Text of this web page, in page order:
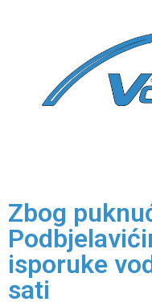
Zbog
isporuke
sati